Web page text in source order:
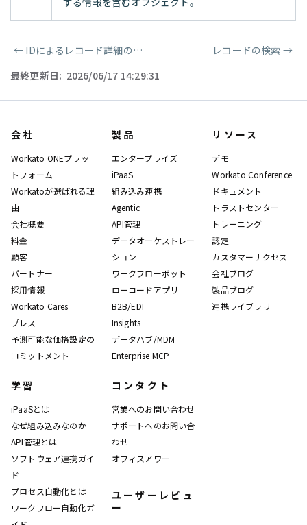
ページャー
← IDによるレコード詳細の取得 レコードの検索 →
最終更新日: 2026/06/17 14:29:31
会社
Workato ONEプラッ
トフォーム
Workatoが選ばれる理
由
会社概要
料金
顧客
パートナー
採用情報
Workato Cares
プレス
予測可能な価格設定の
コミットメント
製品
エンタープライズ
iPaaS
組み込み連携
Agentic
API管理
データオーケストレー
ション
ワークフローボット
ローコードアプリ
B2B/EDI
Insights
データハブ/MDM
Enterprise MCP
リソース
デモ
Workato Conference
ドキュメント
トラストセンター
トレーニング
認定
カスタマーサクセス
会社ブログ
製品ブログ
連携ライブラリ
学習
iPaaSとは
なぜ組み込みなのか
API管理とは
ソフトウェア連携ガイ
ド
プロセス自動化とは
ワークフロー自動化ガ
コンタクト
営業へのお問い合わせ
サポートへのお問い合
わせ
オフィスアワー
ユーザーレビュ
ー